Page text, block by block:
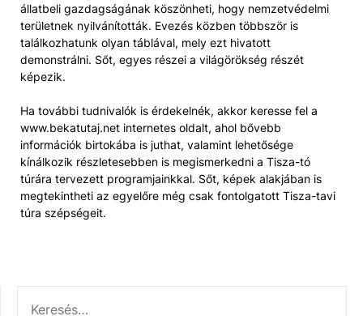
állatbeli gazdagságának köszönheti, hogy nemzetvédelmi
területnek nyilvánították. Evezés közben többször is
találkozhatunk olyan táblával, mely ezt hivatott
demonstrálni. Sőt, egyes részei a világörökség részét
képezik.
Ha további tudnivalók is érdekelnék, akkor keresse fel a
www.bekatutaj.net internetes oldalt, ahol bővebb
információk birtokába is juthat, valamint lehetősége
kínálkozik részletesebben is megismerkedni a Tisza-tó
túrára tervezett programjainkkal. Sőt, képek alakjában is
megtekintheti az egyelőre még csak fontolgatott Tisza-tavi
túra szépségeit.